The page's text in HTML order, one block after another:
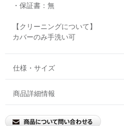
・保証書：無
【クリーニングについて】
カバーのみ手洗い可
仕様・サイズ
商品詳細情報